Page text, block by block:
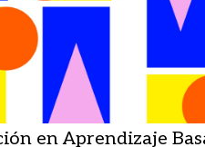
en Aprendizaje